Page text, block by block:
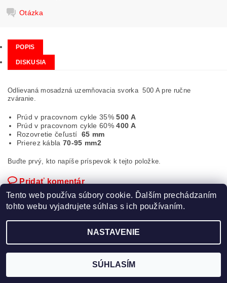
Otázka
POPIS
DISKUSIA
Odlievaná mosadzná uzemňovacia svorka 500 A pre ručne
zváranie.
Prúd v pracovnom cykle 35% 500 A
Prúd v pracovnom cykle 60% 400 A
Rozovretie čeľustí 65 mm
Prierez kábla 70-95 mm2
Buďte prvý, kto napíše príspevok k tejto položke.
Pridať komentár
2026 ©TECHNOZVAR, všetky práva vyhradenéUpraviť nastavenie cookies
Vytvoril Shoptet
Tento web používa súbory cookie. Ďalším prechádzaním
tohto webu vyjadrujete súhlas s ich používaním.
NASTAVENIE
SÚHLASÍM